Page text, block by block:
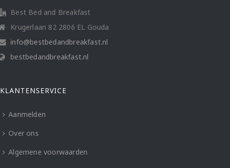
Best Bed and Breakfast
Krugerlaan 82 2806 EL Gouda
info@bestbedandbreakfast.nl
bestbedandbreakfast.nl
KLANTENSERVICE
Aanmelden
Over ons
Algemene voorwaarden